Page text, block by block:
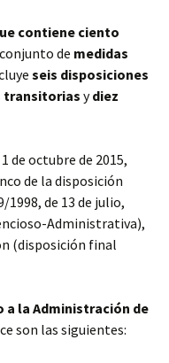
contiene ciento
de medidas
seis disposiciones
transitoriasydiez
de octubre de 2015,
de la disposición
de 13 de julio,
Administrativa),
(disposición final
a la Administración de
son las siguientes: